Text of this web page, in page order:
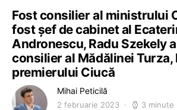
Fost consilier al ministrului
fost șef de cabinet al
Andronescu, Radu Szekely
consilier al Mădălinei Turza,
premierului Ciucă
Mihai Peticilă
2 februarie 2023 3 minute